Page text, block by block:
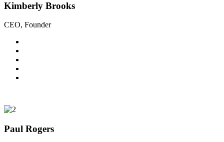
Kimberly Brooks
CEO, Founder
Paul Rogers